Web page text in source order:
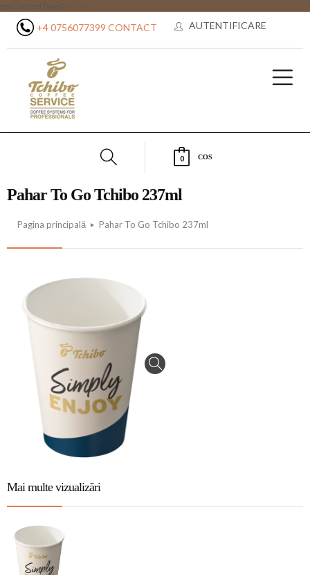
getContentType() ?>" />
+4 0756077399 CONTACT AUTENTIFICARE
0 COS
Pahar To Go Tchibo 237ml
Pagina principală Pahar To Go Tchibo 237ml
Mai multe vizualizări